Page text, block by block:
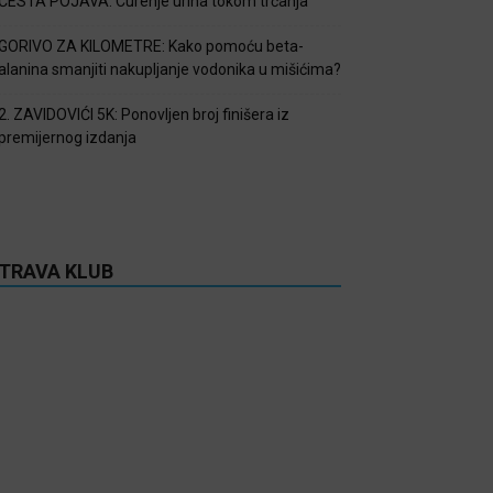
GORIVO ZA KILOMETRE: Kako pomoću beta-
alanina smanjiti nakupljanje vodonika u mišićima?
2. ZAVIDOVIĆI 5K: Ponovljen broj finišera iz
premijernog izdanja
KLUB